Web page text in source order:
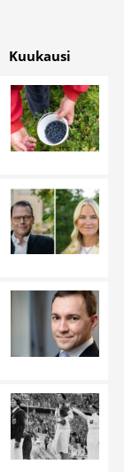
Kuukausi